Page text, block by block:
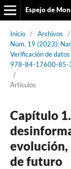
Espejo de
Inicio / Archivos
/
Núm. 19 (2023):
Verificación de
978-84-17600-85-
/
Artículos
Capítulo
evolución,
de futuro